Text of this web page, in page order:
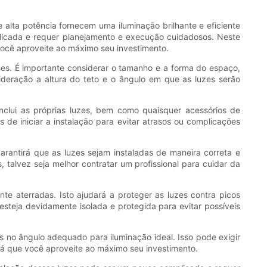
potência fornecem uma iluminação brilhante e eficiente
e requer planejamento e execução cuidadosos. Neste
aproveite ao máximo seu investimento.
É importante considerar o tamanho e a forma do espaço,
a altura do teto e o ângulo em que as luzes serão
as próprias luzes, bem como quaisquer acessórios de
iniciar a instalação para evitar atrasos ou complicações
que as luzes sejam instaladas de maneira correta e
seja melhor contratar um profissional para cuidar da
aterradas. Isto ajudará a proteger as luzes contra picos
devidamente isolada e protegida para evitar possíveis
ângulo adequado para iluminação ideal. Isso pode exigir
que você aproveite ao máximo seu investimento.